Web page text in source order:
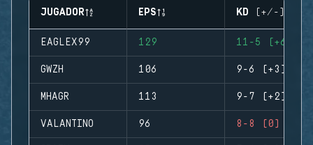
JUGADOR EPS KD (+/-)
EAGLEX99 129 11-5 (+6)
GWZH 106 9-6 (+3)
MHAGR 113 9-7 (+2)
VALANTINO 96 8-8 (0)